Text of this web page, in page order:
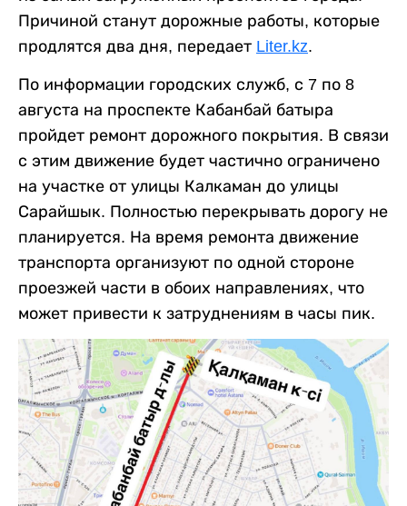
Причиной станут дорожные работы, которые
продлятся два дня, передает Liter.kz.
По информации городских служб, с 7 по 8
августа на проспекте Кабанбай батыра
пройдет ремонт дорожного покрытия. В связи
с этим движение будет частично ограничено
на участке от улицы Калкаман до улицы
Сарайшык. Полностью перекрывать дорогу не
планируется. На время ремонта движение
транспорта организуют по одной стороне
проезжей части в обоих направлениях, что
может привести к затруднениям в часы пик.